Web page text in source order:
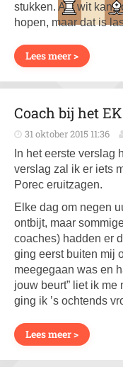
stukken. Als wit kan
hopen, maar dat is
Lees meer >
Coach bij het
31 oktober 2015 11:36
In het eerste verslag
verslag zal ik er iets
Porec eruitzagen.
Elke dag om negen
ontbijt, maar
coaches) hadden er
ging eerst buiten mij
meegegaan was en
jouw beurt” liet ik
ging ik ’s ochtends
Lees meer >